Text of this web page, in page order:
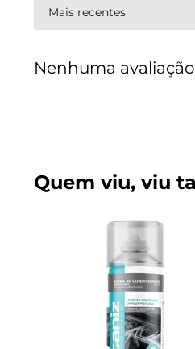
Mais recentes
Nenhuma avaliação
Quem viu, viu